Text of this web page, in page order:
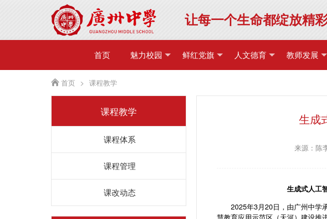
让每一个生命都绽放精
首页 魅力校园 鲜红党旗 人文德育 教师发展
首页 > 课程教学
课程教学
课程体系
课程管理
课改动态
生成
来源：陈
生成式人工
2025年3月20日，由广州中学
慧教育应用示范区（天河）建设推